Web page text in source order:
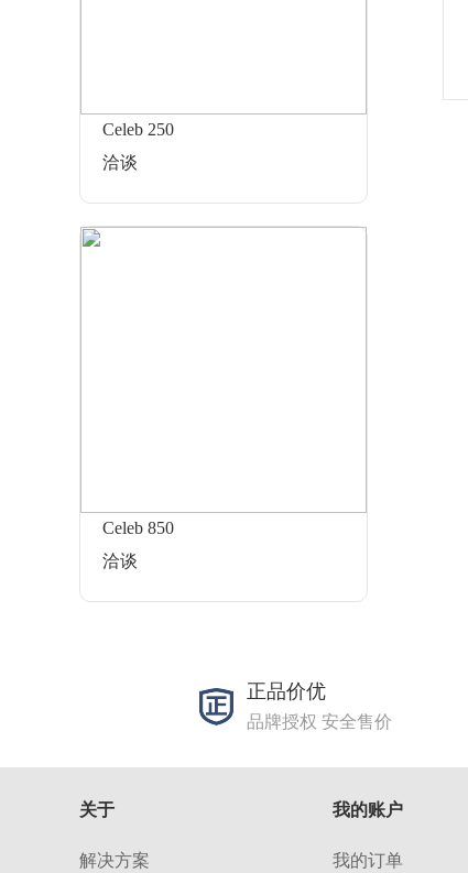
Celeb 250
洽谈
Celeb 850
洽谈
正品价优
品牌授权 安全售价
关于
解决方案
我的账户
我的订单